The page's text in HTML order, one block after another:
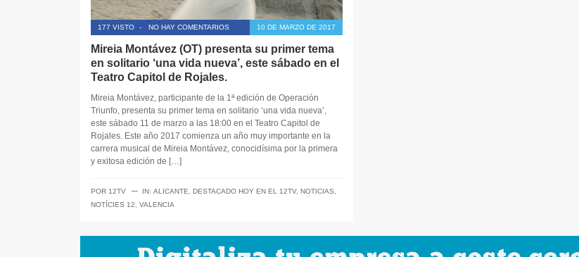
177 VISTO - NO HAY COMENTARIOS 10 DE MARZO DE 2017
Mireia Montávez (OT) presenta su primer tema
en solitario ‘una vida nueva’, este sábado en el
Teatro Capitol de Rojales.
Mireia Montávez, participante de la 1ª edición de Operación
Triunfo, presenta su primer tema en solitario ‘una vida nueva’,
este sábado 11 de marzo a las 18:00 en el Teatro Capitol de
Rojales. Este año 2017 comienza un año muy importante en la
carrera musical de Mireia Montávez, conocidísima por la primera
y exitosa edición de […]
POR 12TV ─ IN: ALICANTE DESTACADO HOY EN EL 12TV, NOTICIAS
NOTÍCIES 12
VALENCIA